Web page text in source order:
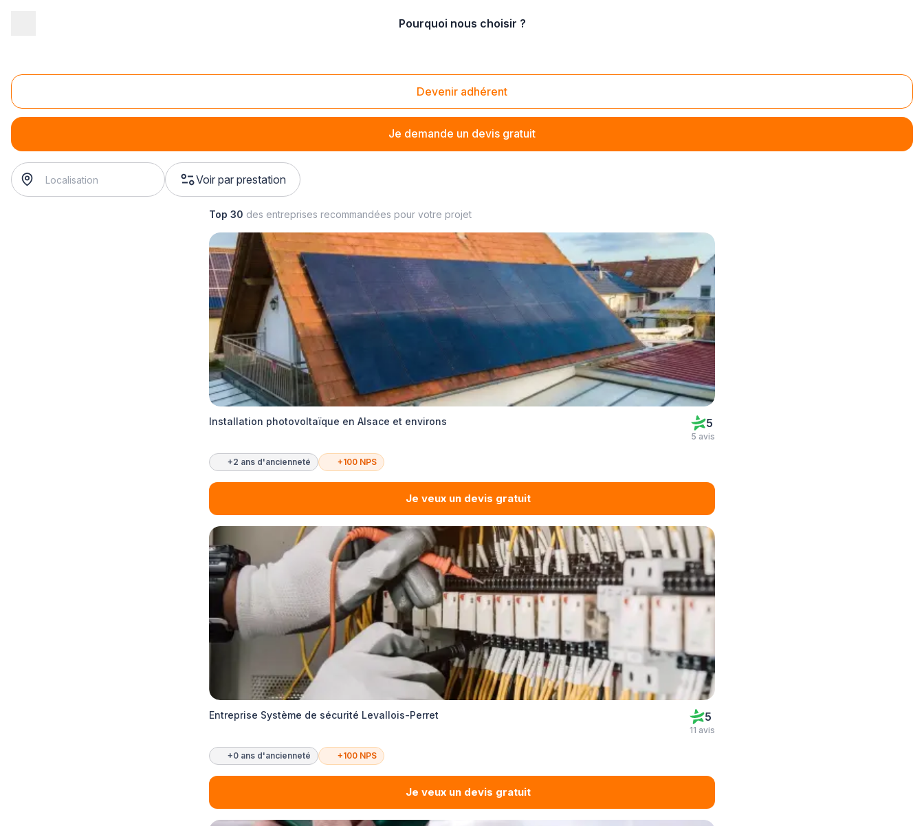
Pourquoi nous choisir ?
Devenir adhérent
Je demande un devis gratuit
Remplacement de disjoncteur, interrupteur différentiel, parafoudre
remplacement de disjoncteur, interrupteur différentiel, parafoudre ? Trouvez votre électricien à proximité
Voir par prestation
Top 30 des entreprises recommandées pour votre projet
Installation photovoltaïque en Alsace et environs 5
5 avis
+2 ans d'ancienneté +100 NPS
Je veux un devis gratuit
Entreprise Système de sécurité Levallois-Perret 5
11 avis
+0 ans d'ancienneté +100 NPS
Je veux un devis gratuit